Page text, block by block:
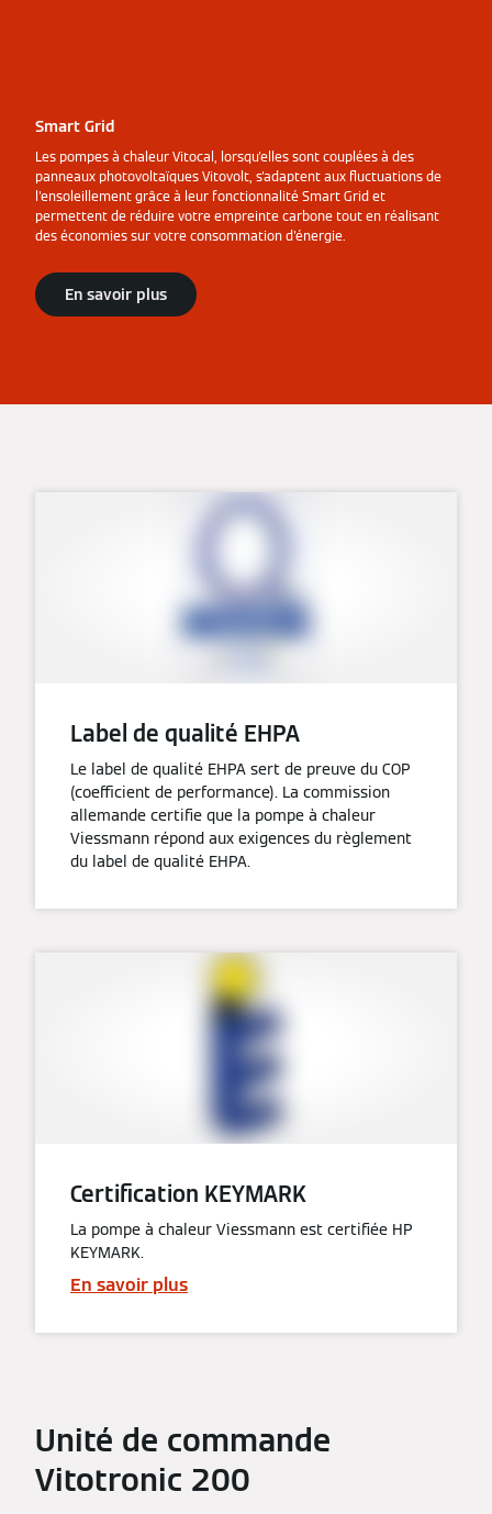
Smart Grid
Les pompes à chaleur Vitocal, lorsqu'elles sont couplées à des
panneaux photovoltaïques Vitovolt, s'adaptent aux fluctuations de
l'ensoleillement grâce à leur fonctionnalité Smart Grid et
permettent de réduire votre empreinte carbone tout en réalisant
des économies sur votre consommation d'énergie.
En savoir plus
Label de qualité EHPA
Le label de qualité EHPA sert de preuve du COP
(coefficient de performance). La commission
allemande certifie que la pompe à chaleur
Viessmann répond aux exigences du règlement
du label de qualité EHPA.
Certification KEYMARK
La pompe à chaleur Viessmann est certifiée HP
KEYMARK.
En savoir plus
Unité de commande
Vitotronic 200